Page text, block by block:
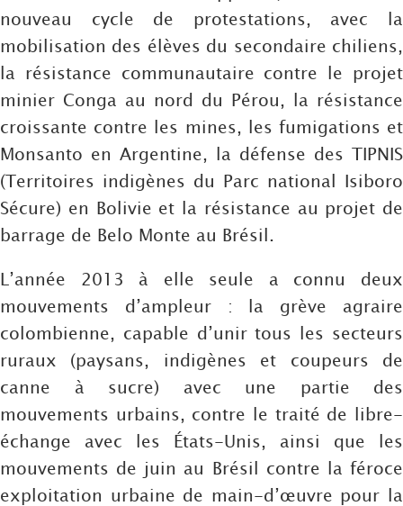
nouveau cycle de protestations, avec la
mobilisation des élèves du secondaire chiliens,
la résistance communautaire contre le projet
minier Conga au nord du Pérou, la résistance
croissante contre les mines, les fumigations et
Monsanto en Argentine, la défense des TIPNIS
(Territoires indigènes du Parc national Isiboro
Sécure) en Bolivie et la résistance au projet de
barrage de Belo Monte au Brésil.
L’année 2013 à elle seule a connu deux
mouvements d’ampleur : la grève agraire
colombienne, capable d’unir tous les secteurs
ruraux (paysans, indigènes et coupeurs de
canne à sucre) avec une partie des
mouvements urbains, contre le traité de libre-
échange avec les États-Unis, ainsi que les
mouvements de juin au Brésil contre la féroce
exploitation urbaine de main-d’œuvre pour la